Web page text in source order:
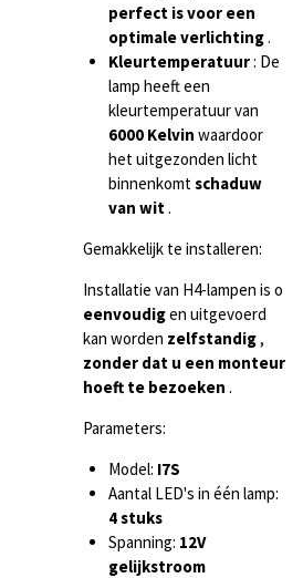
perfect is voor een
optimale verlichting.
Kleurtemperatuur: De
lamp heeft een
kleurtemperatuur van
6000 Kelvin waardoor
het uitgezonden licht
binnenkomtschaduw
van wit.
Gemakkelijk te installeren:
Installatie van H4-lampen is o
eenvoudigen uitgevoerd
kan worden zelfstandig,
zonder dat u een monteur
hoeft te bezoeken .
Parameters:
Model: I7S
Aantal LED's in één lamp:
4 stuks
Spanning: 12V
gelijkstroom